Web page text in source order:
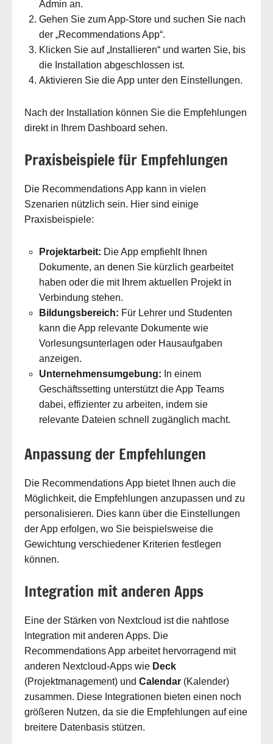
Admin an.
Gehen Sie zum App-Store und suchen Sie nach
der „Recommendations App“.
Klicken Sie auf „Installieren“ und warten Sie, bis
die Installation abgeschlossen ist.
Aktivieren Sie die App unter den Einstellungen.
Nach der Installation können Sie die Empfehlungen
direkt in Ihrem Dashboard sehen.
Praxisbeispiele für Empfehlungen
Die Recommendations App kann in vielen
Szenarien nützlich sein. Hier sind einige
Praxisbeispiele:
Projektarbeit: Die App empfiehlt Ihnen
Dokumente, an denen Sie kürzlich gearbeitet
haben oder die mit Ihrem aktuellen Projekt in
Verbindung stehen.
Bildungsbereich: Für Lehrer und Studenten
kann die App relevante Dokumente wie
Vorlesungsunterlagen oder Hausaufgaben
anzeigen.
Unternehmensumgebung: In einem
Geschäftssetting unterstützt die App Teams
dabei, effizienter zu arbeiten, indem sie
relevante Dateien schnell zugänglich macht.
Anpassung der Empfehlungen
Die Recommendations App bietet Ihnen auch die
Möglichkeit, die Empfehlungen anzupassen und zu
personalisieren. Dies kann über die Einstellungen
der App erfolgen, wo Sie beispielsweise die
Gewichtung verschiedener Kriterien festlegen
können.
Integration mit anderen Apps
Eine der Stärken von Nextcloud ist die nahtlose
Integration mit anderen Apps. Die
Recommendations App arbeitet hervorragend mit
anderen Nextcloud-Apps wie Deck
(Projektmanagement) und Calendar (Kalender)
zusammen. Diese Integrationen bieten einen noch
größeren Nutzen, da sie die Empfehlungen auf eine
breitere Datenbasis stützen.